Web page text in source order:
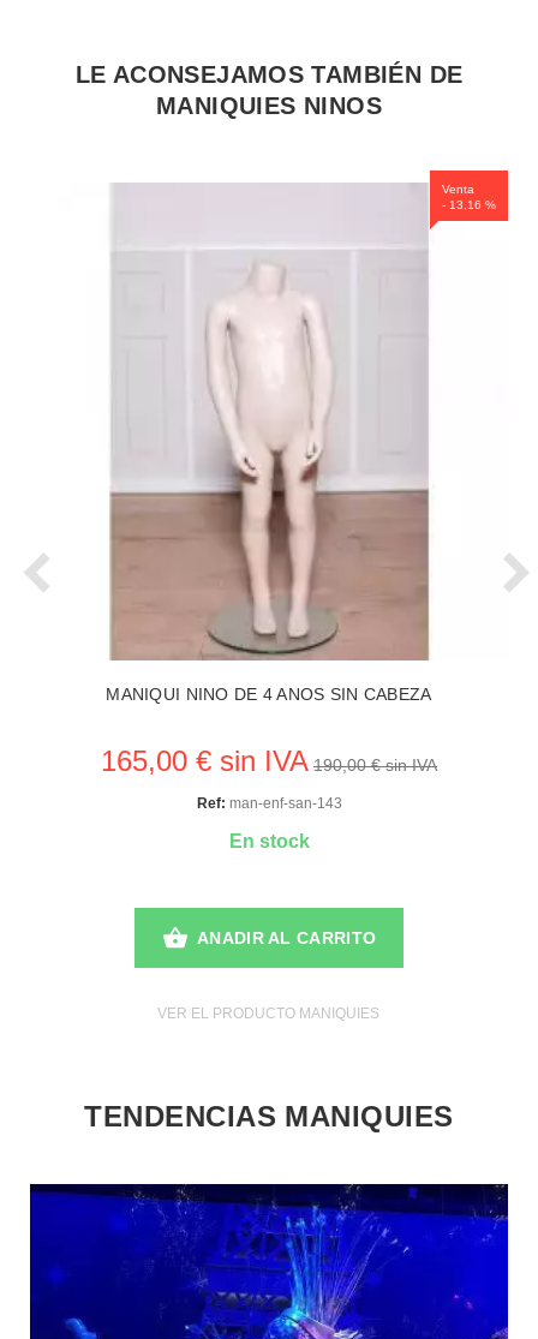
LE ACONSEJAMOS TAMBIÉN DE
MANIQUIES NINOS
Venta
- 13,16 %
MANIQUI NINO DE 4 ANOS SIN CABEZA
165,00 € sin IVA 190,00 € sin IVA
Ref: man-enf-san-143
En stock
ANADIR AL CARRITO
VER EL PRODUCTO MANIQUIES
TENDENCIAS MANIQUIES